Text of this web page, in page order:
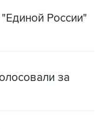
России"
за